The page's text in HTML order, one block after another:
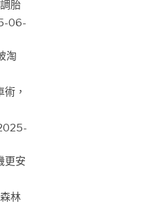
胎
06-
淘
，
更安
林